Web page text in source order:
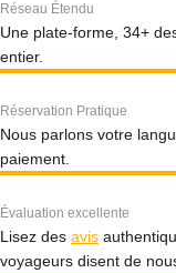
Réseau Étendu
Une plate-forme, 34+
entier.
Réservation Pratique
Nous parlons votre
paiement.
Évaluation excellente
Lisez des avis
voyageurs disent de